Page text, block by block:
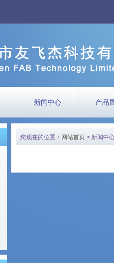
新闻中心 产品
您现在的位置： 网站首页 > 新闻中